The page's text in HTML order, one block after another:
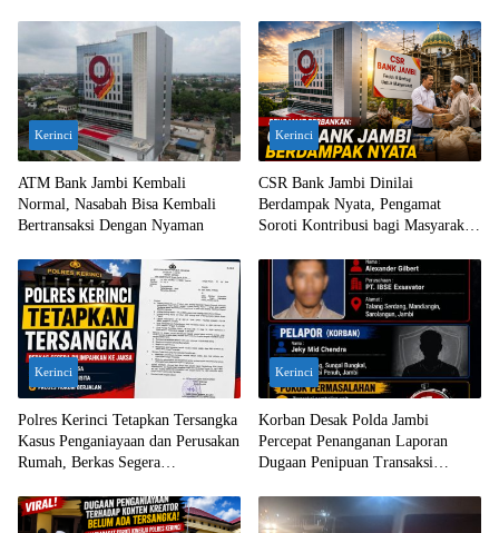
Kerinci
ATM Bank Jambi Kembali
Normal, Nasabah Bisa Kembali
Bertransaksi Dengan Nyaman
Kerinci
CSR Bank Jambi Dinilai
Berdampak Nyata, Pengamat
Soroti Kontribusi bagi Masyarakat
Kerinci
Polres Kerinci Tetapkan Tersangka
Kasus Penganiayaan dan Perusakan
Rumah, Berkas Segera
Kerinci
Korban Desak Polda Jambi
Percepat Penanganan Laporan
Dugaan Penipuan Transaksi